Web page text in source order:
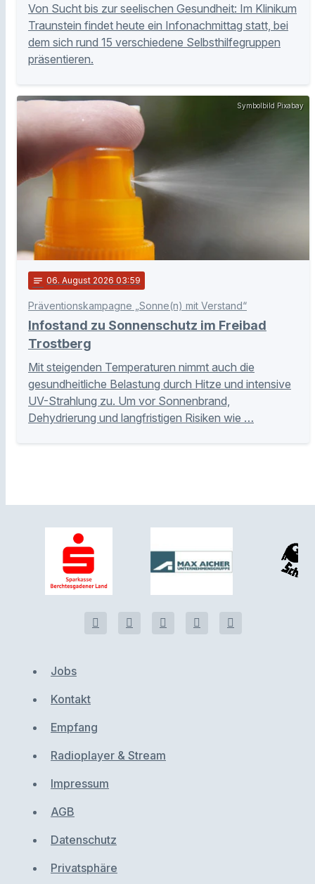
Von Sucht bis zur seelischen Gesundheit: Im Klinikum
Traunstein findet heute ein Infonachmittag statt, bei
dem sich rund 15 verschiedene Selbsthilfegruppen
präsentieren.
Symbolbild Pixabay
notes 06. August 2026 03:59
Präventionskampagne „Sonne(n) mit Verstand“
Infostand zu Sonnenschutz im Freibad
Trostberg
Mit steigenden Temperaturen nimmt auch die
gesundheitliche Belastung durch Hitze und intensive
UV-Strahlung zu. Um vor Sonnenbrand,
Dehydrierung und langfristigen Risiken wie …
Jobs
Kontakt
Empfang
Radioplayer & Stream
Impressum
AGB
Datenschutz
Privatsphäre